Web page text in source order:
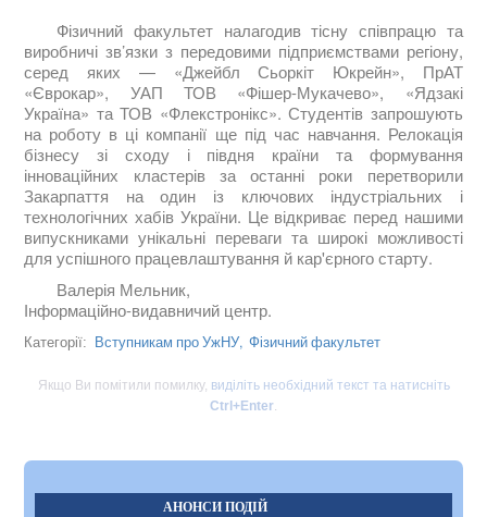
Фізичний факультет налагодив тісну співпрацю та
виробничі зв’язки з передовими підприємствами регіону,
серед яких — «Джейбл Сьоркіт Юкрейн», ПрАТ
«Єврокар», УАП ТОВ «Фішер-Мукачево», «Ядзакі
Україна» та ТОВ «Флекстронікс». Студентів запрошують
на роботу в ці компанії ще під час навчання. Релокація
бізнесу зі сходу і півдня країни та формування
інноваційних кластерів за останні роки перетворили
Закарпаття на один із ключових індустріальних і
технологічних хабів України. Це відкриває перед нашими
випускниками унікальні переваги та широкі можливості
для успішного працевлаштування й кар'єрного старту.
Валерія Мельник,
Інформаційно-видавничий центр.
Категорії: Вступникам про УжНУ, Фізичний факультет
Якщо Ви помітили помилку, виділіть необхідний текст та натисніть
Ctrl+Enter
АНОНСИ ПОДІЙ